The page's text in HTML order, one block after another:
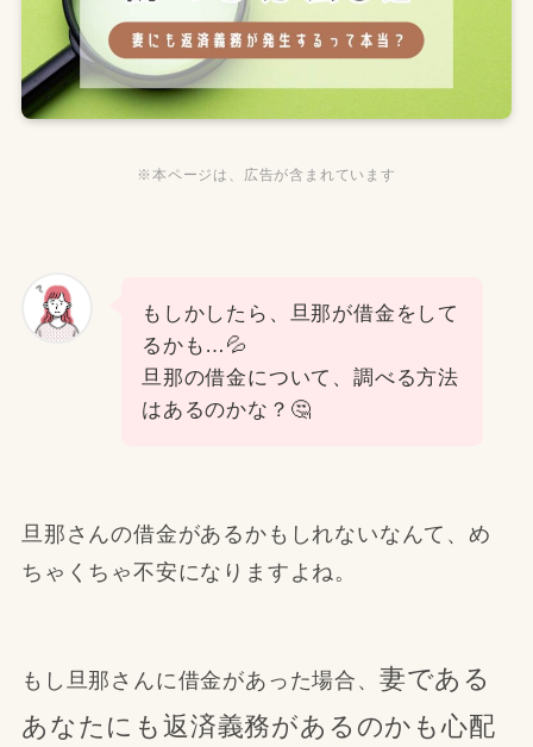
※本ページは、広告が含まれています
もしかしたら、旦那が借金をして
るかも…💦
旦那の借金について、調べる方法
はあるのかな？🤔
旦那さんの借金があるかもしれないなんて、め
ちゃくちゃ不安になりますよね。
もし旦那さんに借金があった場合、 妻である
あなたにも返済義務があるのかも心配